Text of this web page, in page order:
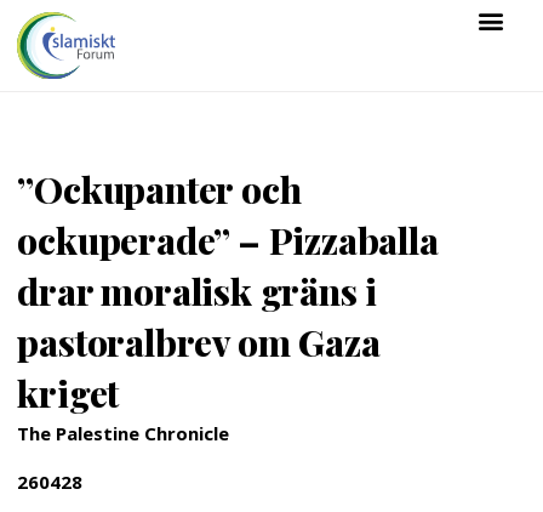
”Ockupanter och
ockuperade” – Pizzaballa
drar moralisk gräns i
pastoralbrev om Gaza
kriget
The Palestine Chronicle
260428